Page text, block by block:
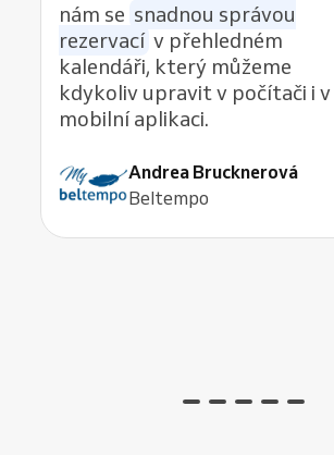
nám se snadnou správou
rezervací v přehledném
kalendáři, který můžeme
kdykoliv upravit v počítači i v
mobilní aplikaci.
Andrea Brucknerová
Beltempo